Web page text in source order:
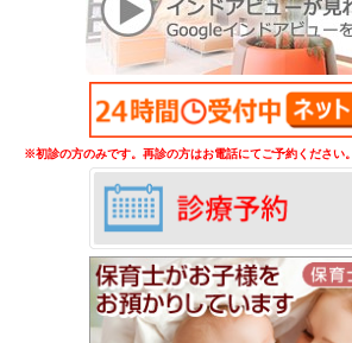
※初診の方のみです。再診の方はお電話にてご予約ください。